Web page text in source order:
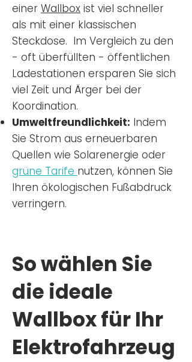
einer Wallbox ist viel schneller
als mit einer klassischen
Steckdose. Im Vergleich zu den
- oft überfüllten - öffentlichen
Ladestationen ersparen Sie sich
viel Zeit und Ärger bei der
Koordination.
Umweltfreundlichkeit: Indem
Sie Strom aus erneuerbaren
Quellen wie Solarenergie oder
grüne Tarife nutzen, können Sie
Ihren ökologischen Fußabdruck
verringern.
So wählen Sie
die ideale
Wallbox für Ihr
Elektrofahrzeug